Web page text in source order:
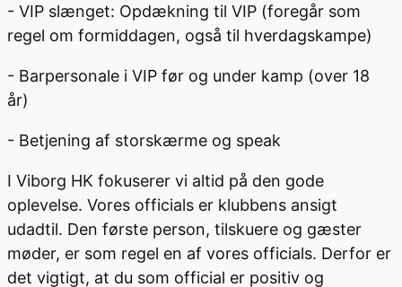
- VIP slænget: Opdækning til VIP (foregår som
regel om formiddagen, også til hverdagskampe)
- Barpersonale i VIP før og under kamp (over 18
år)
- Betjening af storskærme og speak
I Viborg HK fokuserer vi altid på den gode
oplevelse. Vores officials er klubbens ansigt
udadtil. Den første person, tilskuere og gæster
møder, er som regel en af vores officials. Derfor er
det vigtigt, at du som official er positiv og